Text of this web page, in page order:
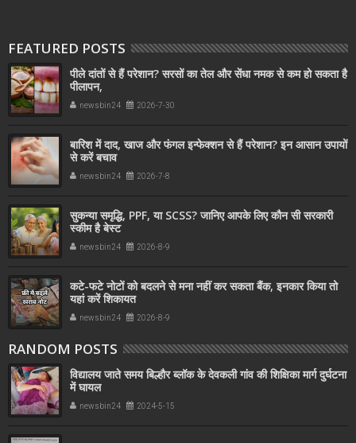
FEATURED POSTS
पीले दांतों से हैं परेशान? सरसों का तेल और सेंधा नमक से कम हो सकता है
पीलापन,
newsbin24 2026-7-30
बारिश में दाद, खाज और फंगल इन्फेक्शन से हैं परेशान? इन आसान उपायों
से करें बचाव
newsbin24 2026-7-8
सुकन्या समृद्धि, PPF, या SCSS? जानिए आपके लिए कौन सी सरकारी
स्कीम है बेस्ट
newsbin24 2026-8-9
कटे-फटे नोटों को बदलने से मना नहीं कर सकता बैंक, इनकार किया तो
यहां करें शिकायत
newsbin24 2026-8-9
RANDOM POSTS
विद्यालय जाते समय बिल्हौर ब्लॉक के देवकली गांव की शिक्षिका मार्ग दुर्घटना
में घायल
newsbin24 2024-5-15